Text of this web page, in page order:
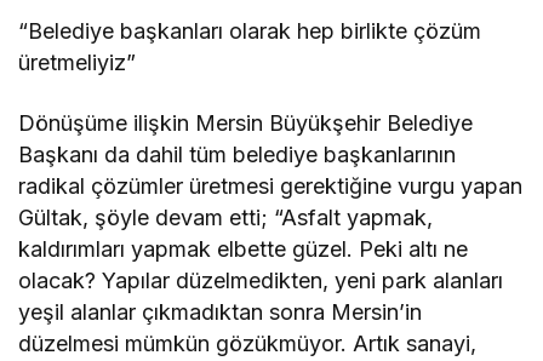
“Belediye başkanları olarak hep birlikte çözüm
üretmeliyiz”
Dönüşüme ilişkin Mersin Büyükşehir Belediye
Başkanı da dahil tüm belediye başkanlarının
radikal çözümler üretmesi gerektiğine vurgu yapan
Gültak, şöyle devam etti; “Asfalt yapmak,
kaldırımları yapmak elbette güzel. Peki altı ne
olacak? Yapılar düzelmedikten, yeni park alanları
yeşil alanlar çıkmadıktan sonra Mersin’in
düzelmesi mümkün gözükmüyor. Artık sanayi,